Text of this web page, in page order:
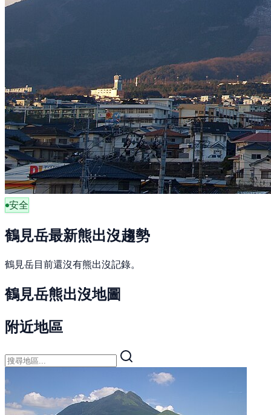
安全
鶴見岳最新熊出沒趨勢
鶴見岳目前還沒有熊出沒記錄。
鶴見岳熊出沒地圖
附近地區